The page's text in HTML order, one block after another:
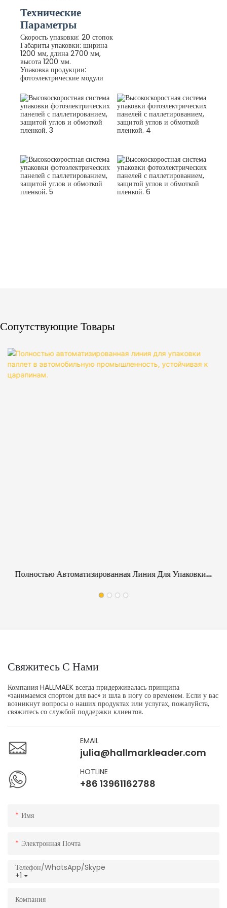
Технические
Параметры
Скорость упаковки: 20 стопок
Габариты упаковки: ширина
1200 мм, длина 2700 мм,
высота 1200 мм.
Упаковка продукции:
фотоэлектрические модули
Сопутствующие Товары
Полностью Автоматизированная Линия Для Упаковки
Устойчивая К Царапинам.
Свяжитесь С Нами
Компания HALLMAEK всегда придерживалась принципа
«занимаемся спортом для вас» и шла в ногу со временем. Если у вас
возникнут вопросы о наших продуктах или услугах, пожалуйста,
свяжитесь со службой поддержки клиентов.
EMAIL
julia@hallmarkleader.com
HOTLINE
+86 13961162788
Имя
Электронная Почта
+1
Телефон/WhatsApp/Skype
Компания